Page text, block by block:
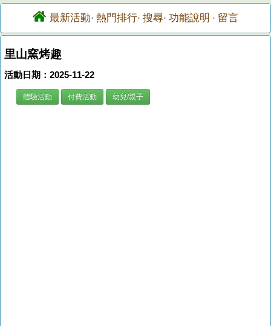
最新活動· 熱門排行· 搜尋· 功能說明 · 留言
里山窯烤趣
活動日期：2025-11-22
體驗活動 付費活動 幼兒/親子